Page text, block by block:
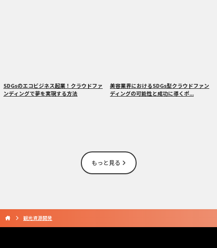
SDGsのエコビジネス起業！クラウドファ
ンディングで夢を実現する方法
美容業界におけるSDGs型クラウドファン
ディングの可能性と成功に導くポ...
もっと見る
観光資源開発